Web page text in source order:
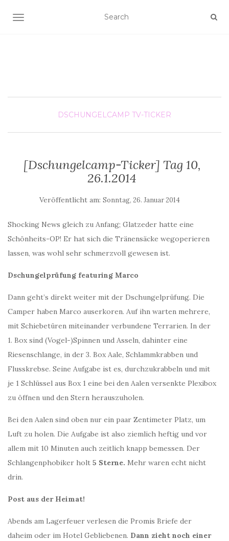
SCHALTE NAVIGATION
DSCHUNGELCAMP TV-TICKER
[Dschungelcamp-Ticker] Tag 10,
26.1.2014
Veröffentlicht am: Sonntag, 26. Januar 2014
Shocking News gleich zu Anfang; Glatzeder hatte eine
Schönheits-OP! Er hat sich die Tränensäcke wegoperieren
lassen, was wohl sehr schmerzvoll gewesen ist.
Dschungelprüfung featuring Marco
Dann geht’s direkt weiter mit der Dschungelprüfung. Die
Camper haben Marco auserkoren. Auf ihn warten mehrere,
mit Schiebetüren miteinander verbundene Terrarien. In der
1. Box sind (Vogel-)Spinnen und Asseln, dahinter eine
Riesenschlange, in der 3. Box Aale, Schlammkrabben und
Flusskrebse. Seine Aufgabe ist es, durchzukrabbeln und mit
je 1 Schlüssel aus Box 1 eine bei den Aalen versenkte Plexibox
zu öffnen und den Stern herauszuholen.
Bei den Aalen sind oben nur ein paar Zentimeter Platz, um
Luft zu holen. Die Aufgabe ist also ziemlich heftig und vor
allem mit 10 Minuten auch zeitlich knapp bemessen. Der
Schlangenphobiker holt 5 Sterne. Mehr waren echt nicht
drin.
Post aus der Heimat!
Abends am Lagerfeuer verlesen die Promis Briefe der
daheim oder im Hotel Gebliebenen. Dann zieht noch einer